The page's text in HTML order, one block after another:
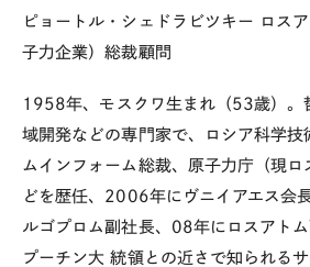
ピョートル・シェドラビツキー ロス
子力企業）総裁顧問
1958年、モスクワ生まれ（53歳）。
域開発などの専門家で、ロシア科学技
ムインフォーム総裁、原子力庁（現ロ
どを歴任、2006年にヴニイアエス会
ルゴプロム副社長、08年にロスアトム
プーチン大 統領との近さで知られる